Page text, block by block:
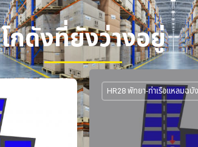
โกดังที่ยังว่างอยู่
HR28 พัทยา-ท่าเรือแหลมฉบัง